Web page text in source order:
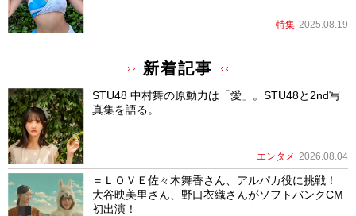
特集 2025.08.19
新着記事
STU48 中村舞の原動力は「愛」。STU48と2nd写
真集を語る。
エンタメ 2026.08.04
＝ＬＯＶＥ佐々木舞香さん、アルパカ役に挑戦！
大谷映美里さん、野口衣織さんがソフトバンクCM
初出演！